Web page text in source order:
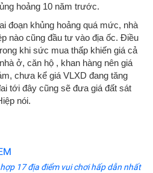
hoảng 10 năm trước.
đoạn khủng hoảng quá mức, nhà
nào cũng đầu tư vào địa ốc. Điều
khi sức mua thấp khiến giá cả
ở, căn hộ , khan hàng nên giá
chưa kể giá VLXD đang tăng
tới đây cũng sẽ đưa giá đất sát
nói.
17 địa điểm vui chơi hấp dẫn nhất